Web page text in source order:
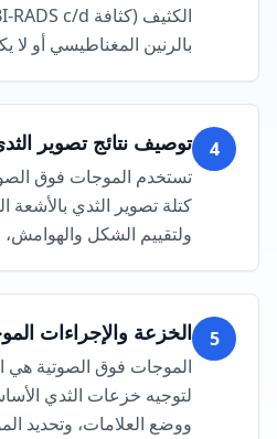
بالرنين المغناطيسي أو لا
4 توصيف نتائج تصوير
تستخدم الموجات فوق
كتلة تصوير الثدي بالأشعة
ولتقييم الشكل والهوامش،
5 الخزعة والإجراءات
الموجات فوق الصوتية هي
لتوجيه خزعات الثدي
ووضع العلامات، وتحديد